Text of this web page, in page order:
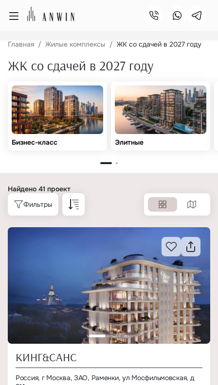
Главная Жилые комплексы ЖК со сдачей в 2027 году
ЖК со сдачей в 2027 году
Бизнес-класс Элитные
Найдено 41 проект
Фильтры
КИНГ&САНС
Россия, г Москва, ЗАО, Раменки, ул Мосфильмовская, д